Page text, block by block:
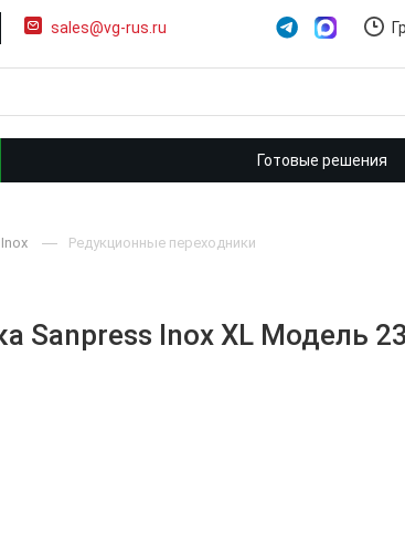
sales@vg-rus.ru
Готовые решения
Редукционные переходники
Sanpress Inox XL Модель